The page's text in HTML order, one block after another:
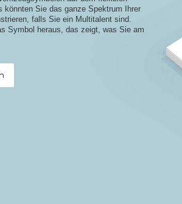
könnten Sie das ganze Spektrum Ihrer
falls Sie ein Multitalent sind.
Symbol heraus, das zeigt, was Sie am